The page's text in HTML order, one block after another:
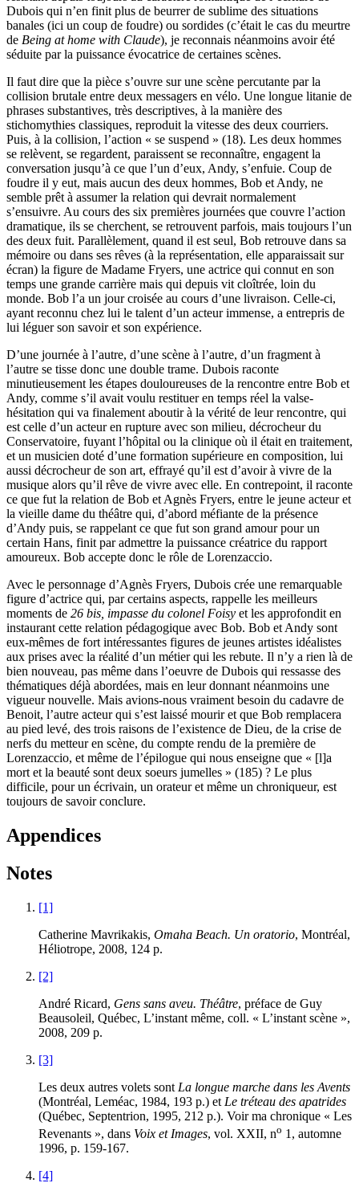
Dubois qui n’en finit plus de beurrer de sublime des situations
banales (ici un coup de foudre) ou sordides (c’était le cas du meurtre
de Being at home with Claude), je reconnais néanmoins avoir été
séduite par la puissance évocatrice de certaines scènes.
Il faut dire que la pièce s’ouvre sur une scène percutante par la
collision brutale entre deux messagers en vélo. Une longue litanie de
phrases substantives, très descriptives, à la manière des
stichomythies classiques, reproduit la vitesse des deux courriers.
Puis, à la collision, l’action « se suspend » (18). Les deux hommes
se relèvent, se regardent, paraissent se reconnaître, engagent la
conversation jusqu’à ce que l’un d’eux, Andy, s’enfuie. Coup de
foudre il y eut, mais aucun des deux hommes, Bob et Andy, ne
semble prêt à assumer la relation qui devrait normalement
s’ensuivre. Au cours des six premières journées que couvre l’action
dramatique, ils se cherchent, se retrouvent parfois, mais toujours l’un
des deux fuit. Parallèlement, quand il est seul, Bob retrouve dans sa
mémoire ou dans ses rêves (à la représentation, elle apparaissait sur
écran) la figure de Madame Fryers, une actrice qui connut en son
temps une grande carrière mais qui depuis vit cloîtrée, loin du
monde. Bob l’a un jour croisée au cours d’une livraison. Celle-ci,
ayant reconnu chez lui le talent d’un acteur immense, a entrepris de
lui léguer son savoir et son expérience.
D’une journée à l’autre, d’une scène à l’autre, d’un fragment à
l’autre se tisse donc une double trame. Dubois raconte
minutieusement les étapes douloureuses de la rencontre entre Bob et
Andy, comme s’il avait voulu restituer en temps réel la valse-
hésitation qui va finalement aboutir à la vérité de leur rencontre, qui
est celle d’un acteur en rupture avec son milieu, décrocheur du
Conservatoire, fuyant l’hôpital ou la clinique où il était en traitement,
et un musicien doté d’une formation supérieure en composition, lui
aussi décrocheur de son art, effrayé qu’il est d’avoir à vivre de la
musique alors qu’il rêve de vivre avec elle. En contrepoint, il raconte
ce que fut la relation de Bob et Agnès Fryers, entre le jeune acteur et
la vieille dame du théâtre qui, d’abord méfiante de la présence
d’Andy puis, se rappelant ce que fut son grand amour pour un
certain Hans, finit par admettre la puissance créatrice du rapport
amoureux. Bob accepte donc le rôle de Lorenzaccio.
Avec le personnage d’Agnès Fryers, Dubois crée une remarquable
figure d’actrice qui, par certains aspects, rappelle les meilleurs
moments de 26 bis, impasse du colonel Foisy et les approfondit en
instaurant cette relation pédagogique avec Bob. Bob et Andy sont
eux-mêmes de fort intéressantes figures de jeunes artistes idéalistes
aux prises avec la réalité d’un métier qui les rebute. Il n’y a rien là de
bien nouveau, pas même dans l’oeuvre de Dubois qui ressasse des
thématiques déjà abordées, mais en leur donnant néanmoins une
vigueur nouvelle. Mais avions-nous vraiment besoin du cadavre de
Benoit, l’autre acteur qui s’est laissé mourir et que Bob remplacera
au pied levé, des trois raisons de l’existence de Dieu, de la crise de
nerfs du metteur en scène, du compte rendu de la première de
Lorenzaccio, et même de l’épilogue qui nous enseigne que « [l]a
mort et la beauté sont deux soeurs jumelles » (185) ? Le plus
difficile, pour un écrivain, un orateur et même un chroniqueur, est
toujours de savoir conclure.
Appendices
Notes
[1]
Catherine Mavrikakis, Omaha Beach. Un oratorio, Montréal,
Héliotrope, 2008, 124 p.
[2]
André Ricard, Gens sans aveu. Théâtre, préface de Guy
Beausoleil, Québec, L’instant même, coll. « L’instant scène »,
2008, 209 p.
[3]
Les deux autres volets sont La longue marche dans les Avents
(Montréal, Leméac, 1984, 193 p.) et Le tréteau des apatrides
(Québec, Septentrion, 1995, 212 p.). Voir ma chronique « Les
Revenants », dans Voix et Images, vol. XXII, no 1, automne
1996, p. 159-167.
[4]